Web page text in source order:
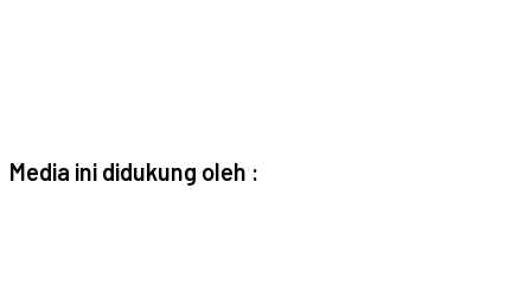
Media ini didukung oleh :